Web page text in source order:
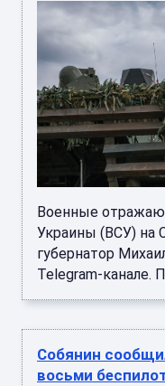
Военные
Украины (ВСУ) на
губернатор
Telegram-канале.
Собянин
восьми